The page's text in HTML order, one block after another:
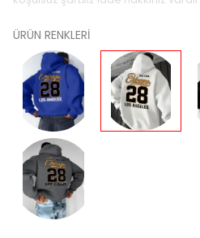
ÜRÜN RENKLERİ